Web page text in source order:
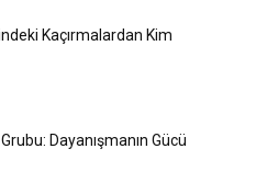
Kaçırmalardan Kim
Dayanışmanın Gücü